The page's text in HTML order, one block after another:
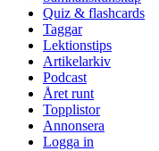
Quiz & flashcards
Taggar
Lektionstips
Artikelarkiv
Podcast
Året runt
Topplistor
Annonsera
Logga in